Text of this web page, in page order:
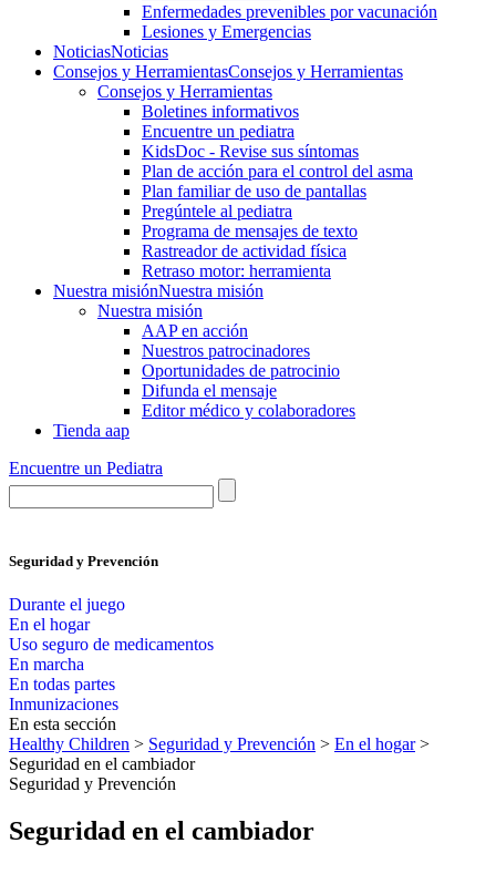
Enfermedades prevenibles por vacunación
Lesiones y Emergencias
NoticiasNoticias
Consejos y HerramientasConsejos y Herramientas
Consejos y Herramientas
Boletines informativos
Encuentre un pediatra
KidsDoc - Revise sus síntomas
Plan de acción para el control del asma
Plan familiar de uso de pantallas
Pregúntele al pediatra
Programa de mensajes de texto
Rastre​​ador de activida​d física
Retraso motor: herramienta
Nuestra misiónNuestra misión
Nuestra misión
AAP en acción
Nuestros patrocinadores
Oportunidades de patrocinio
Difunda el mensaje
Editor médico y colaboradores
Tienda aap
Encuentre un Pediatra
Seguridad y Prevención
Durante el juego
En el hogar
Uso seguro de medicamentos
En marcha
En todas partes
Inmunizaciones
En esta sección
Healthy Children > Seguridad y Prevención > En el hogar>
Seguridad en el cambiador
Seguridad y Prevención
Seguridad en el cambiador